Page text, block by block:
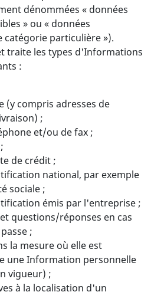
dénommées « données
» ou « données
catégorie particulière »).
traite les types d'Informations
:
(y compris adresses de
;
et/ou de fax ;
de crédit ;
national, par exemple
sociale ;
émis par l'entreprise ;
questions/réponses en cas
;
la mesure où elle est
une Information personnelle
vigueur) ;
à la localisation d'un